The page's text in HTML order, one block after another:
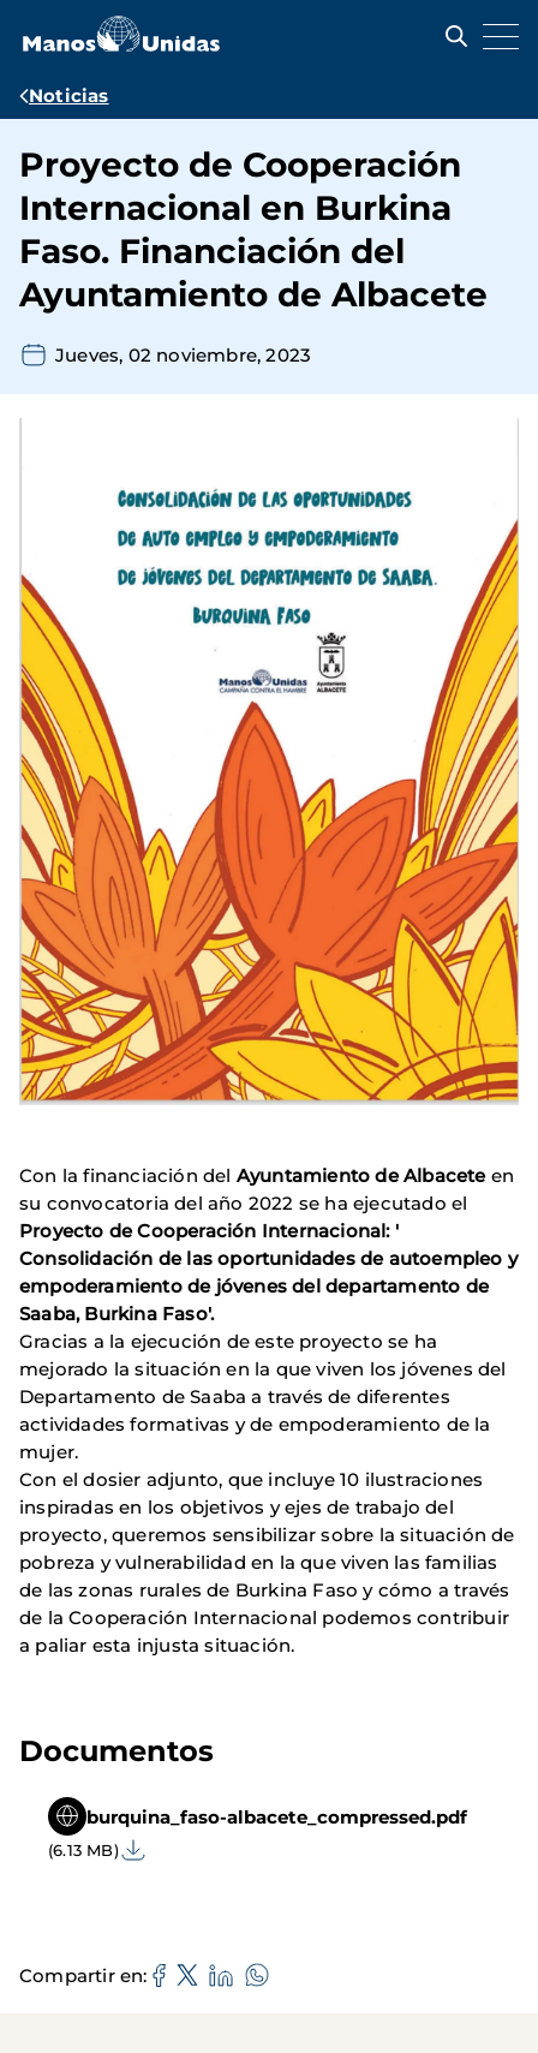
contenido
Ruta
navegación
Noticias
Proyecto de Cooperación
Internacional en Burkina
Faso. Financiación del
Ayuntamiento de Albacete
Jueves, 02 noviembre, 2023
Con la financiación del Ayuntamiento de Albacete en
su convocatoria del año 2022 se ha ejecutado el
Proyecto de Cooperación Internacional: '
Consolidación de las oportunidades de autoempleo y
empoderamiento de jóvenes del departamento de
Saaba, Burkina Faso'.
Gracias a la ejecución de este proyecto se ha
mejorado la situación en la que viven los jóvenes del
Departamento de Saaba a través de diferentes
actividades formativas y de empoderamiento de la
mujer.
Con el dosier adjunto, que incluye 10 ilustraciones
inspiradas en los objetivos y ejes de trabajo del
proyecto, queremos sensibilizar sobre la situación de
pobreza y vulnerabilidad en la que viven las familias
de las zonas rurales de Burkina Faso y cómo a través
de la Cooperación Internacional podemos contribuir
a paliar esta injusta situación.
Documentos
burquina_faso-albacete_compressed.pdf
(6.13 MB)
Compartir en